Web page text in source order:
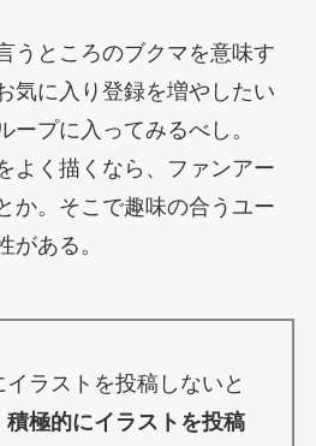
うところのブクマを意味す
気に入り登録を増やしたい
ープに入ってみるべし。
よく描くなら、ファンアー
か。そこで趣味の合うユー
がある。
イラストを投稿しないと
積極的にイラストを投稿